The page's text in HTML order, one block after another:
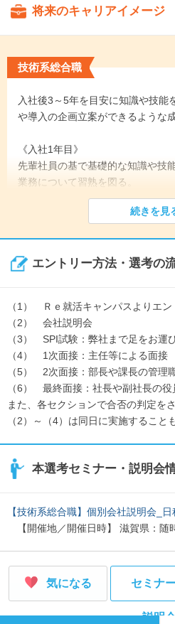
将来のキャリアイメージ
技術系総合職
入社後3～5年を目安に知識や技能
や導入の企画立案ができるような
《入社1年目》
先輩社員の基で基礎的な知識や技
業務について習熟を図る。
↓
て率いることができる。
続きを見
エントリー方法・選考の
（1） Ｒｅ就活キャンパスよりエン
（2） 会社説明会
（3） SPI試験：弊社まで足をお運
（4） 1次面接：主任等による面接
（5） 2次面接：部長や課長の管理
（6） 最終面接：社長や副社長の役
また、各セクションで合否の判定を
（2）～（4）は同日に実施すること
本選考セミナー・説明会
【技術系総合職】個別会社説明会_
【開催地／開催日時】 滋賀県：随
気になる セミナ
説明会